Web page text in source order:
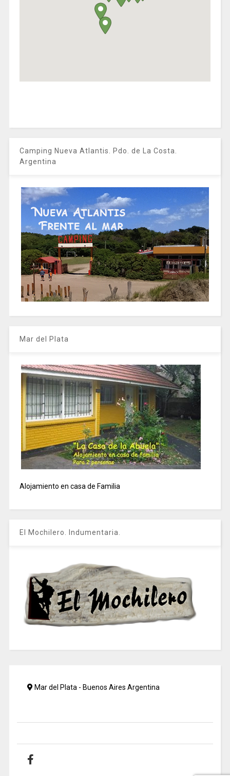
Camping Nueva Atlantis. Pdo. de La Costa.
Argentina
Mar del Plata
Alojamiento en casa de Familia
El Mochilero. Indumentaria.
Mar del Plata - Buenos Aires Argentina